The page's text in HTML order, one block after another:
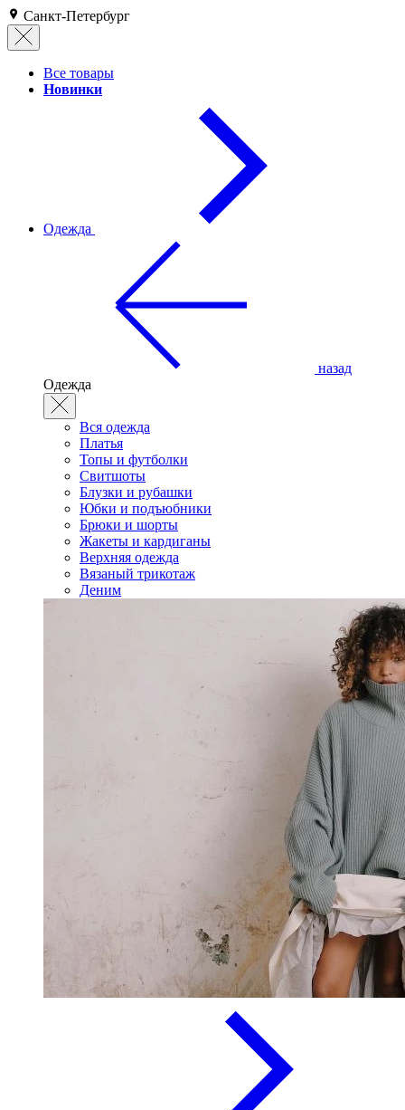
Санкт-Петербург
Все товары
Новинки
Одежда
назад
Одежда
Вся одежда
Платья
Топы и футболки
Свитшоты
Блузки и рубашки
Юбки и подъюбники
Брюки и шорты
Жакеты и кардиганы
Верхняя одежда
Вязаный трикотаж
Деним